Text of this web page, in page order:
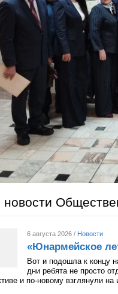
новости
6 августа 2026 / Новости
«Юнармейское
Вот и подошла к концу
дни ребята не просто
и по-новому взглянули